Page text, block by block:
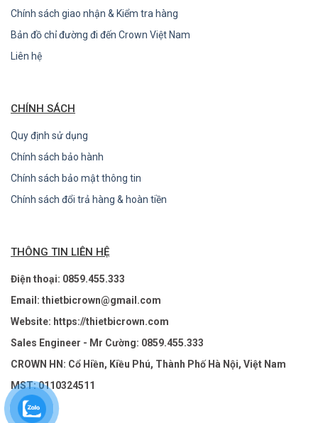
Chính sách giao nhận & Kiểm tra hàng
Bản đồ chỉ đường đi đến Crown Việt Nam
Liên hệ
CHÍNH SÁCH
Quy định sử dụng
Chính sách bảo hành
Chính sách bảo mật thông tin
Chính sách đổi trả hàng & hoàn tiền
THÔNG TIN LIÊN HỆ
Điện thoại: 0859.455.333
Email: thietbicrown@gmail.com
Website: https://thietbicrown.com
Sales Engineer - Mr Cường: 0859.455.333
CROWN HN: Cổ Hiền, Kiều Phú, Thành Phố Hà Nội, Việt Nam
MST: 0110324511